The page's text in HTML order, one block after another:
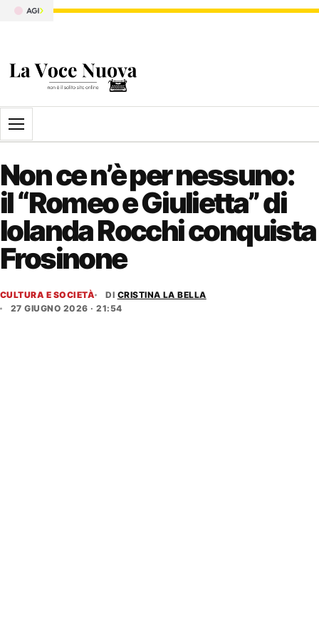
Apri il menu
Non ce n’è per nessuno:
il “Romeo e Giulietta” di
Iolanda Rocchi conquista
Frosinone
CULTURA E SOCIETÀ DI CRISTINA LA BELLA
27 GIUGNO 2026 · 21:54